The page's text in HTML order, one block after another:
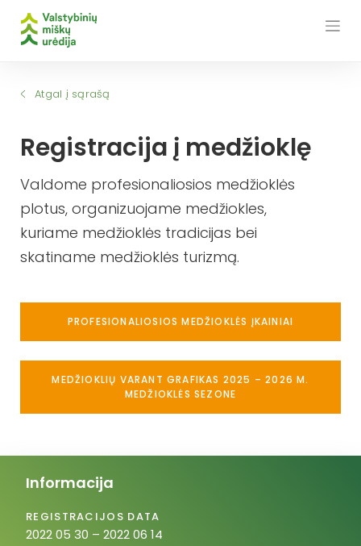
Atgal į sąrašą
Registracija į medžioklę
Valdome profesionaliosios medžioklės
plotus, organizuojame medžiokles,
kuriame medžioklės tradicijas bei
skatiname medžioklės turizmą.
PROFESIONALIOSIOS MEDŽIOKLĖS ĮKAINIAI
MEDŽIOKLIŲ VARANT GRAFIKAS 2025 – 2026 M.
MEDŽIOKLĖS SEZONE
Informacija
REGISTRACIJOS DATA
2022 05 30 – 2022 06 14